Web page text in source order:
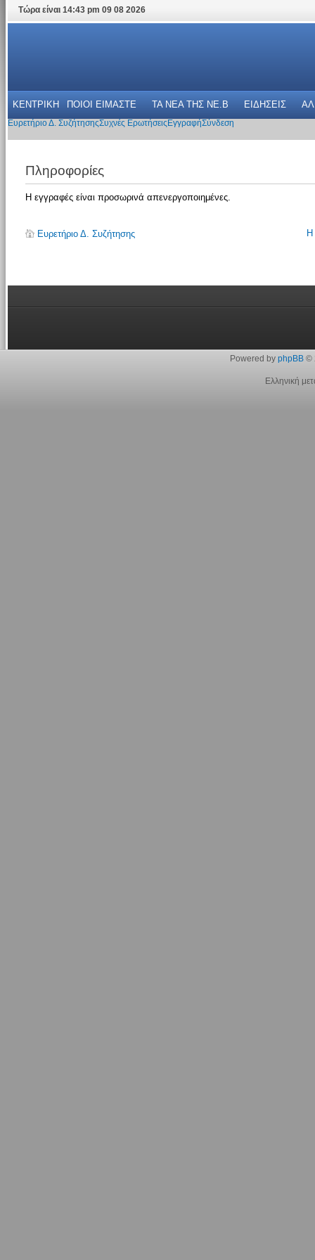
Τώρα είναι 14:43 pm 09 08 2026
ΚΕΝΤΡΙΚΗ ΠΟΙΟΙ ΕΙΜΑΣΤΕ ΤΑ ΝΕΑ THΣ NE.B ΕΙΔΗΣΕΙΣ
Ευρετήριο Δ. ΣυζήτησηςΣυχνές Ερωτήσεις ΕγγραφήΣύνδεση
Πληροφορίες
Η εγγραφές είναι προσωρινά απενεργοποιημένες.
Ευρετήριο Δ. Συζήτησης Η
Powered by phpBB©
Ελληνική